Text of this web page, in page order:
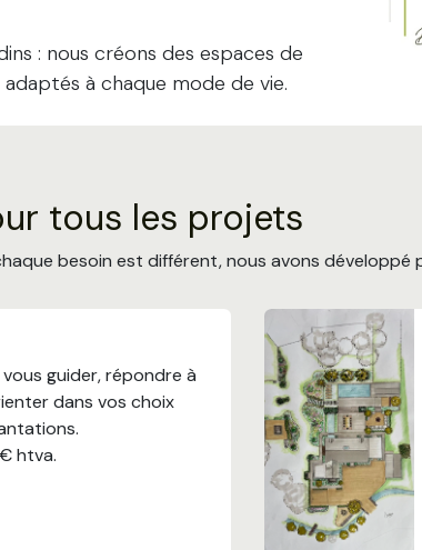
: nous créons des espaces de
à chaque mode de vie.
tous les projets
besoin est différent, nous avons développé
guider, répondre à
dans vos choix
htva.